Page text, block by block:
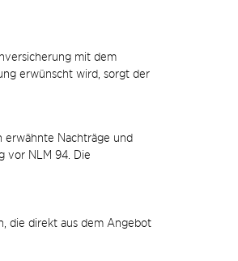
mit dem
erwünscht wird, sorgt der
erwähnte Nachträge und
vor NLM 94. Die
die direkt aus dem Angebot